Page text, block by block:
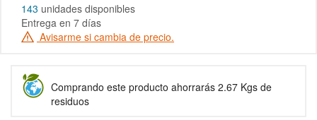
143 unidades disponibles
Entrega en 7 días
Avisarme si cambia de precio.
Comprando este producto ahorrarás 2.67 Kgs de
residuos